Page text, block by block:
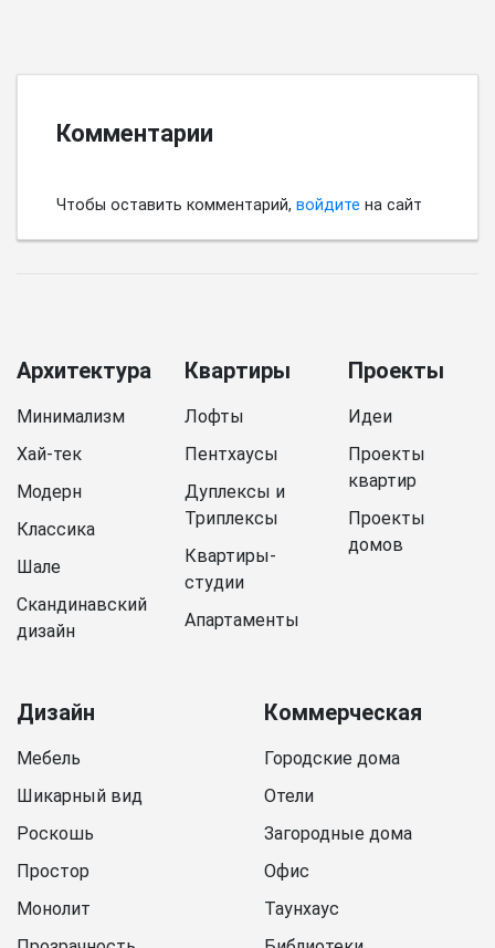
Комментарии
Чтобы оставить комментарий, войдите на сайт
Архитектура
Минимализм
Хай-тек
Модерн
Классика
Шале
Скандинавский
дизайн
Квартиры
Лофты
Пентхаусы
Дуплексы и
Триплексы
Квартиры-
студии
Апартаменты
Проекты
Идеи
Проекты
квартир
Проекты
домов
Дизайн
Мебель
Шикарный вид
Роскошь
Простор
Монолит
Коммерческая
Городские дома
Отели
Загородные дома
Офис
Таунхаус